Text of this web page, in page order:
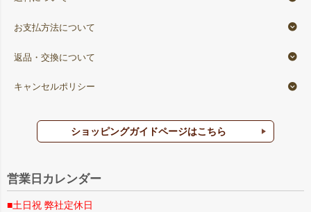
お支払方法について
返品・交換について
キャンセルポリシー
ショッピングガイドページはこちら
営業日カレンダー
■土日祝 弊社定休日